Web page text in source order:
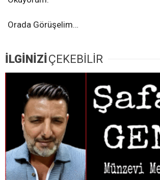
Orada Görüşelim…
İLGİNİZİ ÇEKEBİLİR